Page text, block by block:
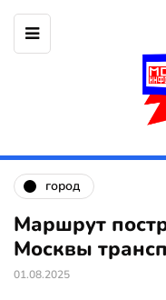
город
Маршрут
Москвы
01.08.2025